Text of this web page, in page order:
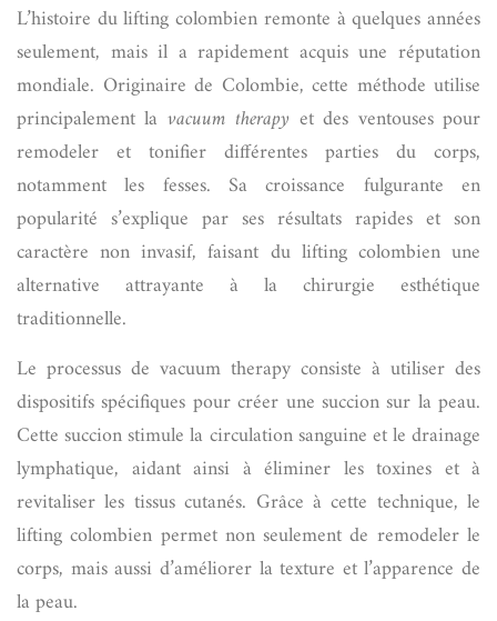
L’histoire du lifting colombien remonte à quelques années
seulement, mais il a rapidement acquis une réputation
mondiale. Originaire de Colombie, cette méthode utilise
principalement la vacuum therapy et des ventouses pour
remodeler et tonifier différentes parties du corps,
notamment les fesses. Sa croissance fulgurante en
popularité s’explique par ses résultats rapides et son
caractère non invasif, faisant du lifting colombien une
alternative attrayante à la chirurgie esthétique
traditionnelle.
Le processus de vacuum therapy consiste à utiliser des
dispositifs spécifiques pour créer une succion sur la peau.
Cette succion stimule la circulation sanguine et le drainage
lymphatique, aidant ainsi à éliminer les toxines et à
revitaliser les tissus cutanés. Grâce à cette technique, le
lifting colombien permet non seulement de remodeler le
corps, mais aussi d’améliorer la texture et l’apparence de
la peau.